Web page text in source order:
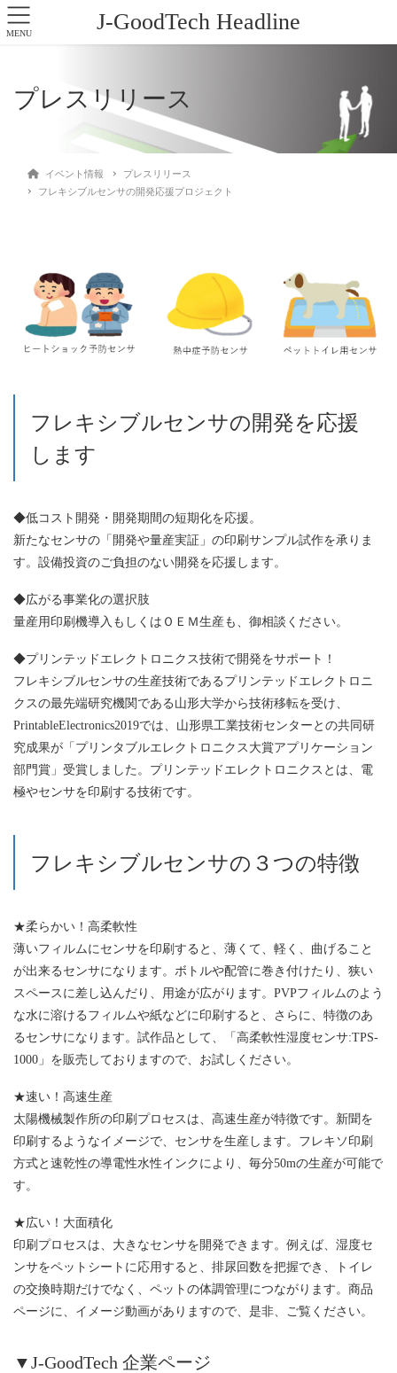
J-GoodTech Headline
プレスリリース
イベント情報
プレスリリース
フレキシブルセンサの開発応援プロジェクト
フレキシブルセンサの開発を応援
します
◆低コスト開発・開発期間の短期化を応援。
新たなセンサの「開発や量産実証」の印刷サンプル試作を承りま
す。設備投資のご負担のない開発を応援します。
◆広がる事業化の選択肢
量産用印刷機導入もしくはＯＥＭ生産も、御相談ください。
◆プリンテッドエレクトロニクス技術で開発をサポート！
フレキシブルセンサの生産技術であるプリンテッドエレクトロニ
クスの最先端研究機関である山形大学から技術移転を受け、
PrintableElectronics2019では、山形県工業技術センターとの共同研
究成果が「プリンタブルエレクトロニクス大賞アプリケーション
部門賞」受賞しました。プリンテッドエレクトロニクスとは、電
極やセンサを印刷する技術です。
フレキシブルセンサの３つの特徴
★柔らかい！高柔軟性
薄いフィルムにセンサを印刷すると、薄くて、軽く、曲げること
が出来るセンサになります。ボトルや配管に巻き付けたり、狭い
スペースに差し込んだり、用途が広がります。PVPフィルムのよう
な水に溶けるフィルムや紙などに印刷すると、さらに、特徴のあ
るセンサになります。試作品として、「高柔軟性湿度センサ:TPS-
1000」を販売しておりますので、お試しください。
★速い！高速生産
太陽機械製作所の印刷プロセスは、高速生産が特徴です。新聞を
印刷するようなイメージで、センサを生産します。フレキソ印刷
方式と速乾性の導電性水性インクにより、毎分50mの生産が可能で
す。
★広い！大面積化
印刷プロセスは、大きなセンサを開発できます。例えば、湿度セ
ンサをペットシートに応用すると、排尿回数を把握でき、トイレ
の交換時期だけでなく、ペットの体調管理につながります。商品
ページに、イメージ動画がありますので、是非、ご覧ください。
▼J-GoodTech 企業ページ
MENU